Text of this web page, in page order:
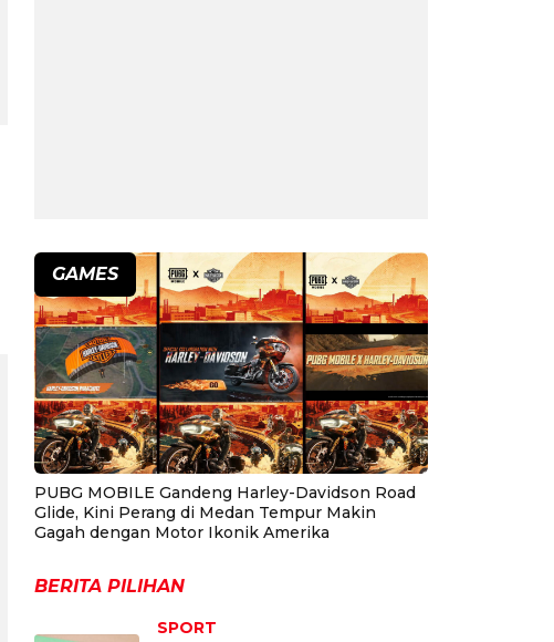
GAMES
PUBG MOBILE Gandeng Harley-Davidson Road
Glide, Kini Perang di Medan Tempur Makin
Gagah dengan Motor Ikonik Amerika
BERITA PILIHAN
SPORT